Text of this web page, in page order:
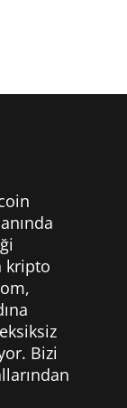
kripto
Bizi